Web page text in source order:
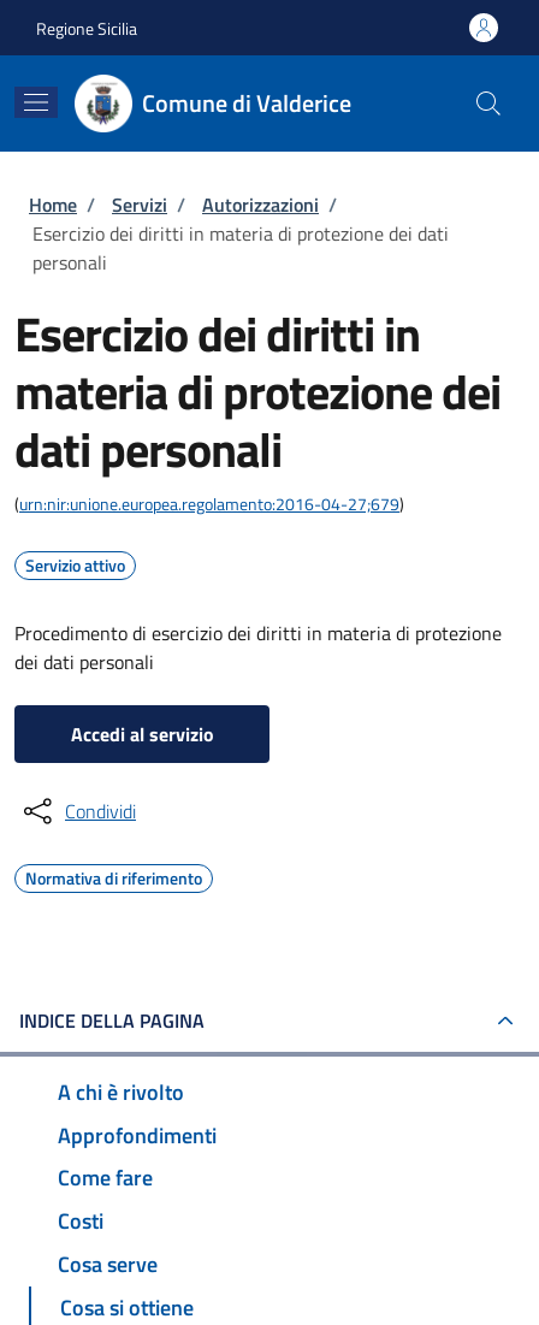
Regione Sicilia
Comune di Valderice
Briciole di pane
Home / Servizi / Autorizzazioni /
Esercizio dei diritti in materia di protezione dei dati
personali
Esercizio dei diritti in
materia di protezione dei
dati personali
(urn:nir:unione.europea.regolamento:2016-04-27;679)
Servizio attivo
Procedimento di esercizio dei diritti in materia di protezione
dei dati personali
Accedi al servizio
Condividi
Normativa di riferimento
INDICE DELLA PAGINA
A chi è rivolto
Approfondimenti
Come fare
Costi
Cosa serve
Cosa si ottiene